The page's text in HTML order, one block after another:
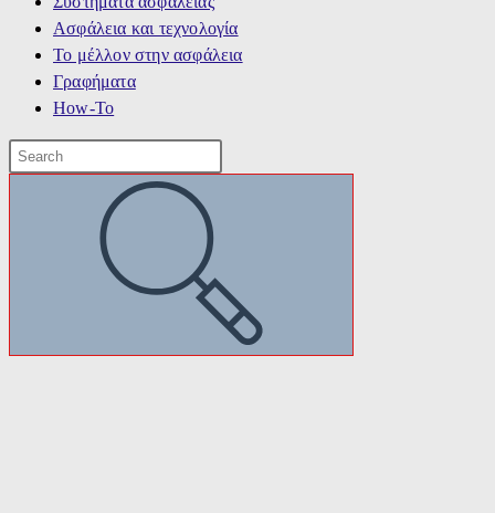
Ασφάλεια και τεχνολογία
Το μέλλον στην ασφάλεια
Γραφήματα
How-To